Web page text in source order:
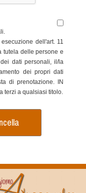
dell'art. 11
tutela delle persone e
dati personali, il/la
dei propri dati
di prenotazione. IN
terzi a qualsiasi titolo.